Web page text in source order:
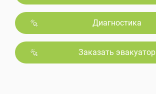
Диагностика
Заказать эвакуатор